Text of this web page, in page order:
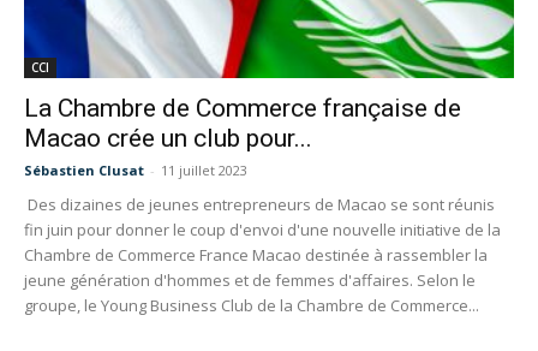
CCI
La Chambre de Commerce française de
Macao crée un club pour...
Sébastien Clusat - 11 juillet 2023
Des dizaines de jeunes entrepreneurs de Macao se sont réunis
fin juin pour donner le coup d'envoi d'une nouvelle initiative de la
Chambre de Commerce France Macao destinée à rassembler la
jeune génération d'hommes et de femmes d'affaires. Selon le
groupe, le Young Business Club de la Chambre de Commerce...